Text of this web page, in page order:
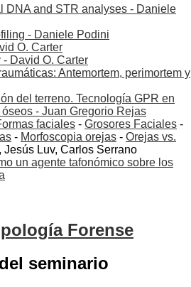
DNA and STR analyses - Daniele
- Daniele Podini
O. Carter
David O. Carter
Antemortem, perimortem y
del terreno. Tecnología GPR en
- Juan Gregorio Rejas
faciales - Grosores Faciales -
- Morfoscopia orejas - Orejas vs.
Luv, Carlos Serrano
un agente tafonómico sobre los
Forense
seminario